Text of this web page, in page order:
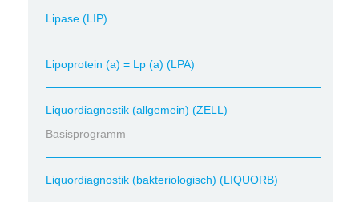
Lipase (LIP)
Lipoprotein (a) = Lp (a) (LPA)
Liquordiagnostik (allgemein) (ZELL)
Basisprogramm
Liquordiagnostik (bakteriologisch) (LIQUORB)